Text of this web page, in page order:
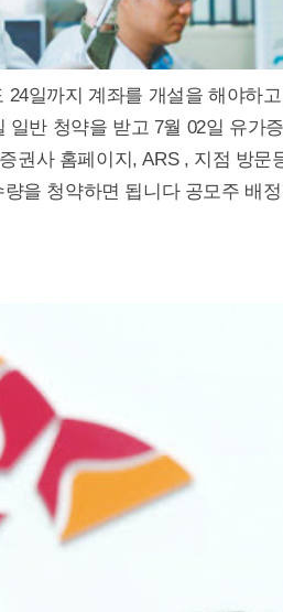
일까지 계좌를 개설을 해야하
반 청약을 받고 7월 02일 유가
권사 홈페이지, ARS , 지점 방문
을 청약하면 됩니다 공모주 배